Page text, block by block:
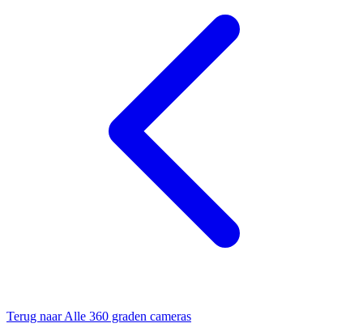
Terug naar Alle 360 graden cameras